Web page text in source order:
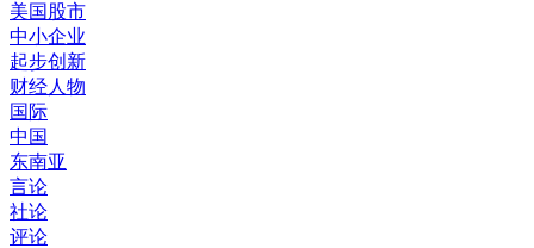
美国股市
中小企业
起步创新
财经人物
国际
中国
东南亚
言论
社论
评论